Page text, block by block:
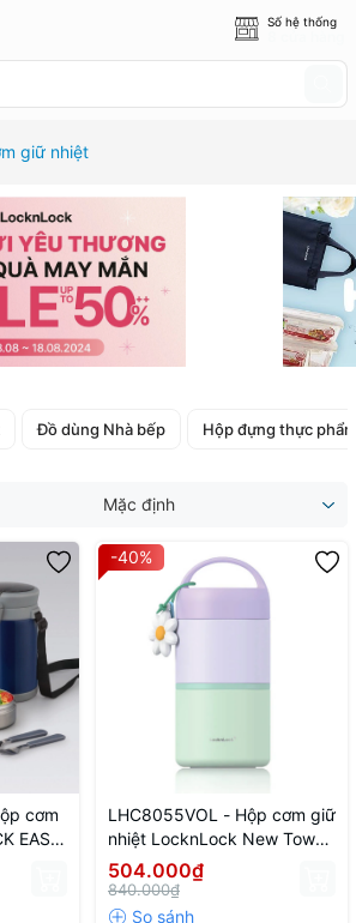
Số hệ thống
giữ nhiệt
Đồ dùng Nhà bếp Hộp đựng thực phẩm
Mặc định
cơm
EASY
xanh
-40%
LHC8055VOL - Hộp cơm giữ
nhiệt LocknLock New Tower
Vacuum Lunch box (330ml,
520ml) - Màu tím
504.000₫
840.000₫